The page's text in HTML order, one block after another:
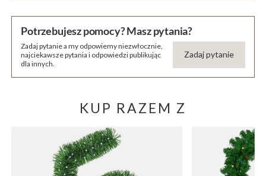
Potrzebujesz pomocy? Masz pytania?
Zadaj pytanie a my odpowiemy niezwłocznie,
najciekawsze pytania i odpowiedzi publikując
dla innych.
Zadaj pytanie
KUP RAZEM Z